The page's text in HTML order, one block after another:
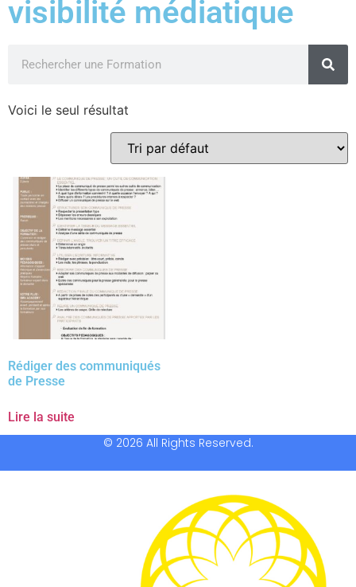
visibilité médiatique
Voici le seul résultat
Rédiger des communiqués
de Presse
Lire la suite
© 2026 All Rights Reserved.